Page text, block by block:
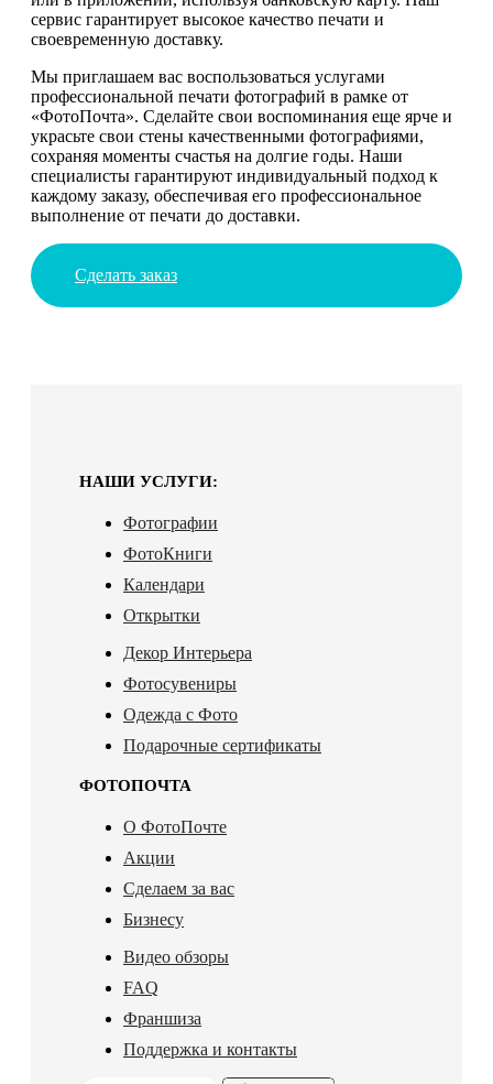
сервис гарантирует высокое качество печати и
своевременную доставку.
Мы приглашаем вас воспользоваться услугами
профессиональной печати фотографий в рамке от
«ФотоПочта». Сделайте свои воспоминания еще ярче и
украсьте свои стены качественными фотографиями,
сохраняя моменты счастья на долгие годы. Наши
специалисты гарантируют индивидуальный подход к
каждому заказу, обеспечивая его профессиональное
выполнение от печати до доставки.
Сделать заказ
НАШИ УСЛУГИ:
Фотографии
ФотоКниги
Календари
Открытки
Декор Интерьера
Фотосувениры
Одежда с Фото
Подарочные сертификаты
ФОТОПОЧТА
О ФотоПочте
Акции
Сделаем за вас
Бизнесу
Видео обзоры
FAQ
Франшиза
Поддержка и контакты